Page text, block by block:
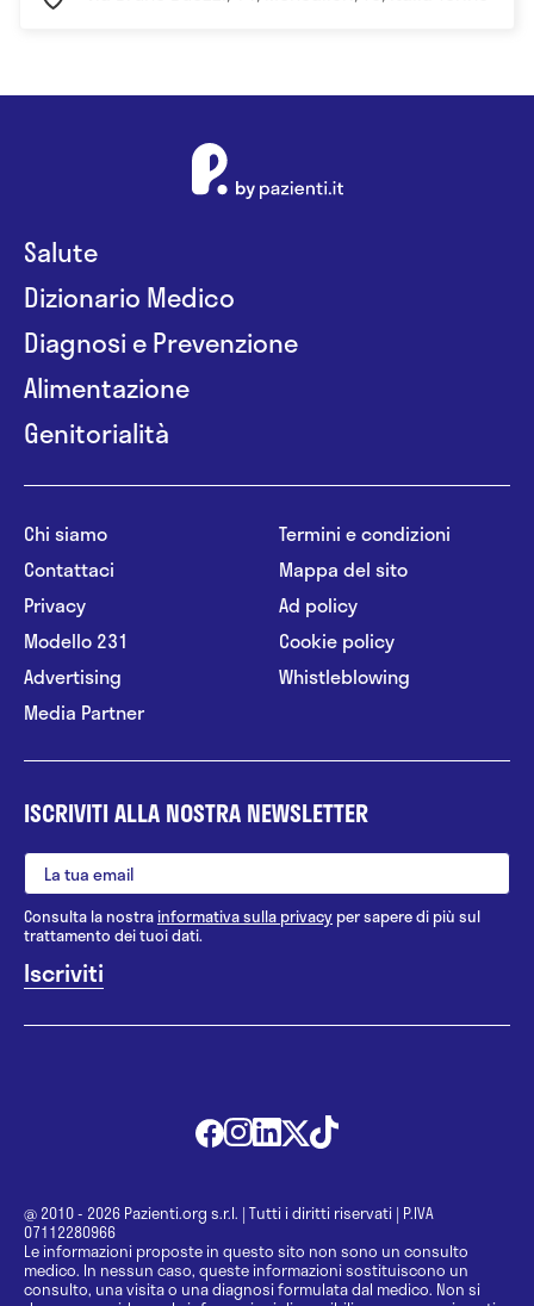
Salute
Dizionario Medico
Diagnosi e Prevenzione
Alimentazione
Genitorialità
Chi siamo
Contattaci
Privacy
Modello 231
Advertising
Media Partner
Termini e condizioni
Mappa del sito
Ad policy
Cookie policy
Whistleblowing
ISCRIVITI ALLA NOSTRA NEWSLETTER
Consulta la nostrainformativa sulla privacy per sapere di più sul
trattamento dei tuoi dati.
@ 2010 - 2026 Pazienti.org s.r.l. | Tutti i diritti riservati | P.IVA
07112280966
Le informazioni proposte in questo sito non sono un consulto
medico. In nessun caso, queste informazioni sostituiscono un
consulto, una visita o una diagnosi formulata dal medico. Non si